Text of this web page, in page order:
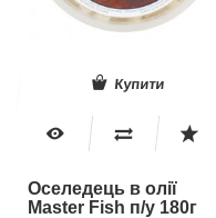
Купити
Оселедець в олії
Master Fish п/у 180г